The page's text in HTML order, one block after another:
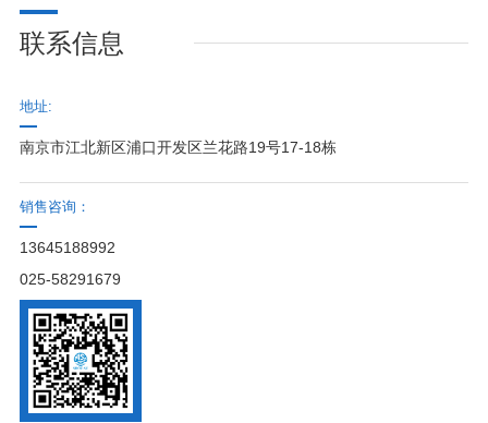
联系信息
地址:
南京市江北新区浦口开发区兰花路19号17-18栋
销售咨询：
13645188992
025-58291679